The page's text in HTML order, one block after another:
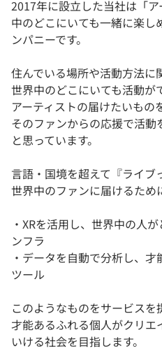
2017年に設立した当社は「
中のどこにいても一緒に楽し
ンパニーです。
住んでいる場所や活動方法に
世界中のどこにいても活動が
アーティストの届けたいもの
そのファンからの応援で活
と思っています。
言語・国境を超えて『ライブ
世界中のファンに届けるため
・XRを活用し、世界中の人
ンフラ
・データを自動で分析し、
ツール
このようなものをサービスを
才能あるふれる個人がクリエ
いける社会を目指します。